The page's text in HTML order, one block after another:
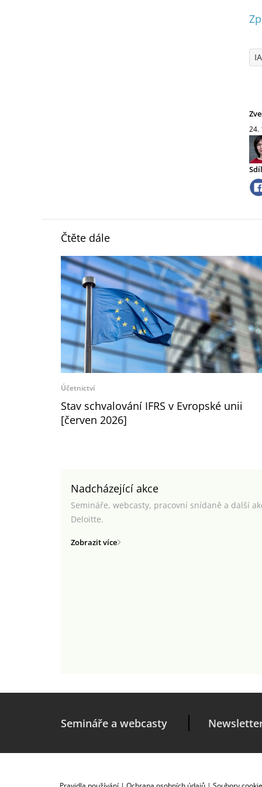
24.
Čtěte dále
Účetnictví
Stav schvalování IFRS v Evropské unii
[červen 2026]
Nadcházející akce
Semináře, webcasty, pracovní snídaně a další
Deloitte.
Zobrazit více
Semináře a webcasty